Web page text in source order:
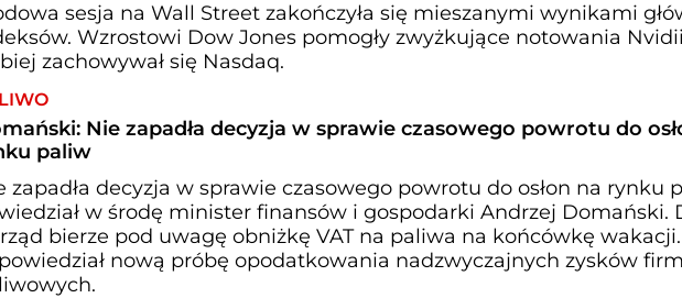
sesja na Wall Street zakończyła się mieszanymi wynikami
Wzrostowi Dow Jones pomogły zwyżkujące notowania
zachowywał się Nasdaq.
Nie zapadła decyzja w sprawie czasowego powrotu do
paliw
zapadła decyzja w sprawie czasowego powrotu do osłon na rynku
w środę minister finansów i gospodarki Andrzej Domański.
bierze pod uwagę obniżkę VAT na paliwa na końcówkę wakacji.
nową próbę opodatkowania nadzwyczajnych zysków firm